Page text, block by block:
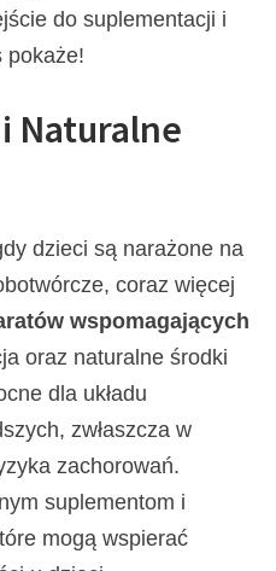
do suplementacji i
pokaże!
Naturalne
dzieci są narażone na
coraz więcej
wspomagających
oraz naturalne środki
dla układu
zwłaszcza w
zachorowań.
suplementom i
mogą wspierać